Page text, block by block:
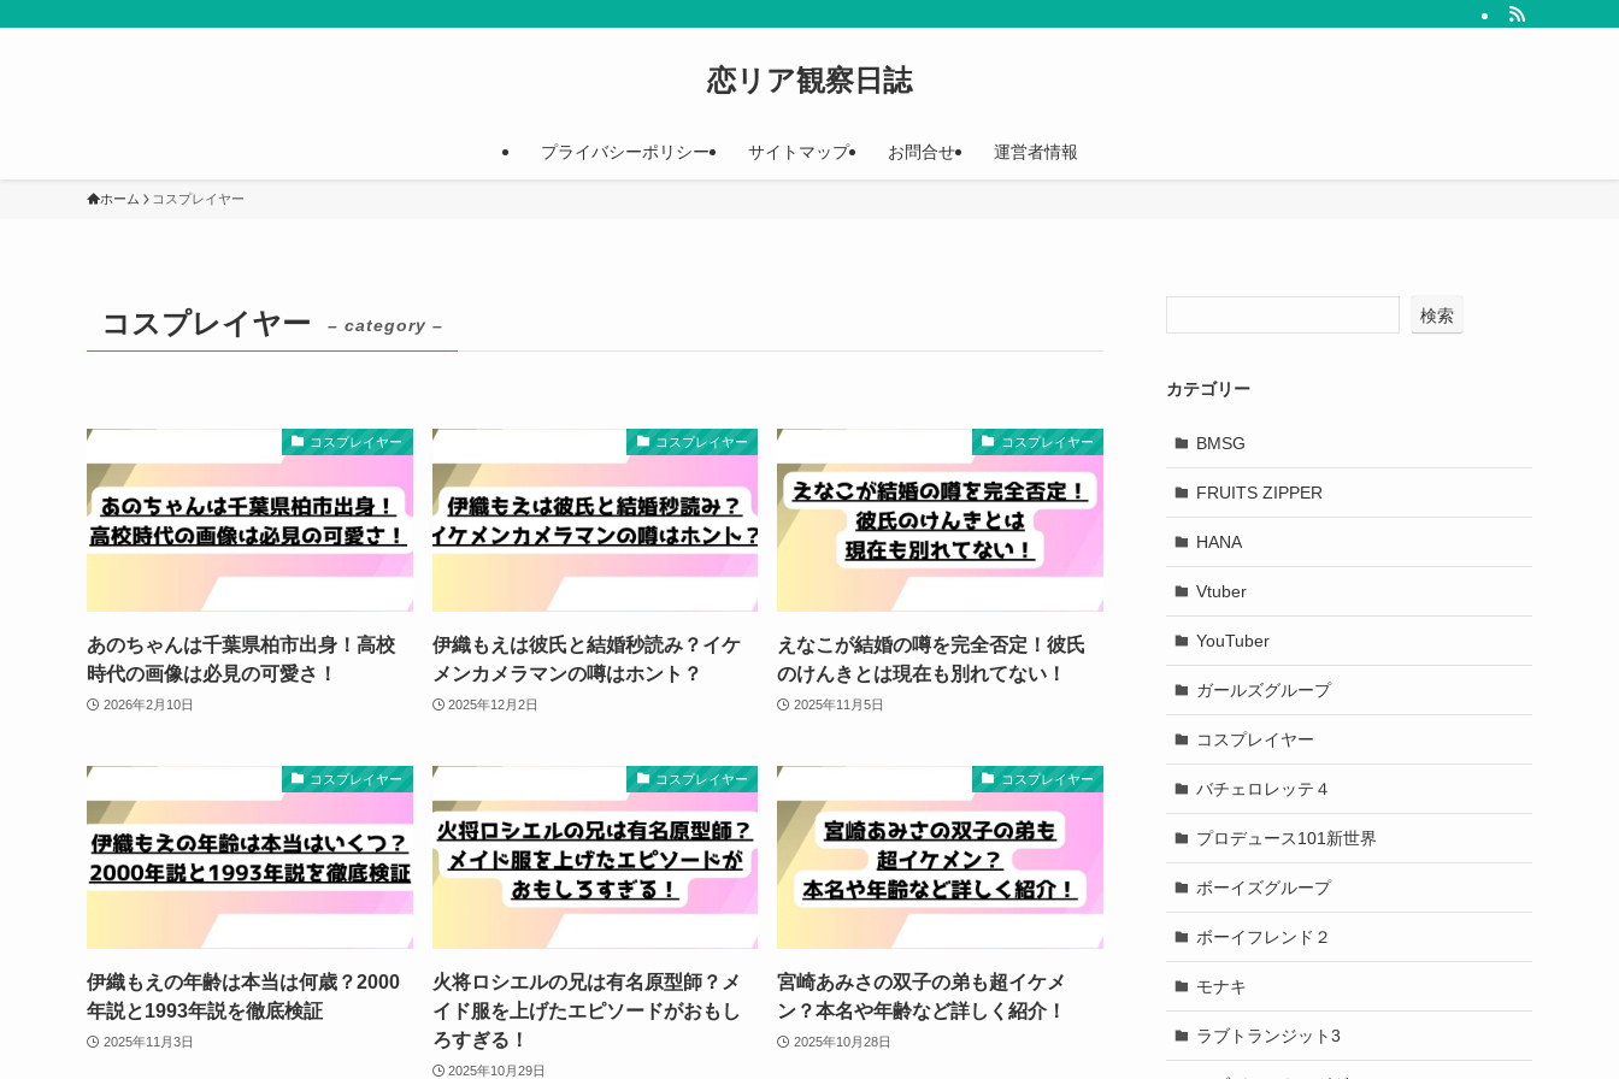
恋リア観察日誌
プライバシーポリシー サイトマップ お問合せ 運営者情報
ホーム コスプレイヤー
コスプレイヤー – category –
コスプレイヤー
あのちゃんは千葉県柏市出身！高校
時代の画像は必見の可愛さ！
2026年2月10日
コスプレイヤー
伊織もえは彼氏と結婚秒読み？イケ
メンカメラマンの噂はホント？
2025年12月2日
コスプレイヤー
えなこが結婚の噂を完全否定！彼氏
のけんきとは現在も別れてない！
2025年11月5日
コスプレイヤー
伊織もえの年齢は本当は何歳？2000
年説と1993年説を徹底検証
2025年11月3日
コスプレイヤー
火将ロシエルの兄は有名原型師？メ
イド服を上げたエピソードがおもし
ろすぎる！
2025年10月29日
コスプレイヤー
宮崎あみさの双子の弟も超イケメ
ン？本名や年齢など詳しく紹介！
2025年10月28日
検索
カテゴリー
BMSG
FRUITS ZIPPER
HANA
Vtuber
YouTuber
ガールズグループ
コスプレイヤー
バチェロレッテ４
プロデュース101新世界
ボーイズグループ
ボーイフレンド２
モナキ
ラブトランジット3